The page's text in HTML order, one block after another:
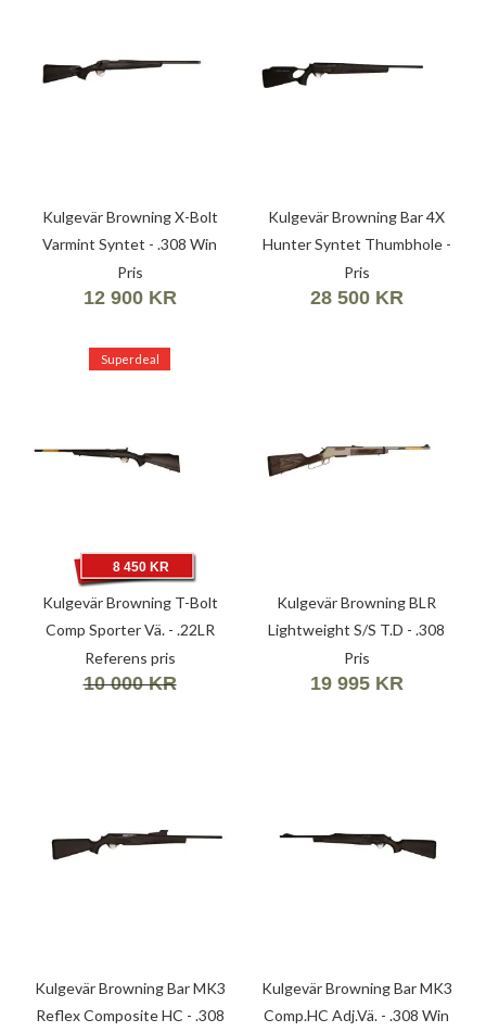
Kulgevär Browning X-Bolt
Varmint Syntet - .308 Win
(7,62X51)
Pris
12 900 KR
Kulgevär Browning Bar 4X
Hunter Syntet Thumbhole -
9,3X62
Pris
28 500 KR
Superdeal
Kulgevär Browning T-Bolt
Comp Sporter Vä. - .22LR
(5,6X15R)
Referens pris
8 450 KR
10 000 KR
Kulgevär Browning BLR
Lightweight S/S T.D - .308
Win (7,62X51)
Pris
19 995 KR
Kulgevär Browning Bar MK3
Reflex Composite HC - .308
Kulgevär Browning Bar MK3
Comp.HC Adj.Vä. - .308 Win